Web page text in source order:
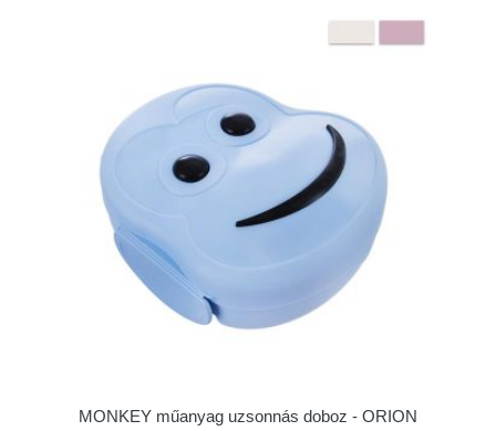
MONKEY műanyag uzsonnás doboz - ORION